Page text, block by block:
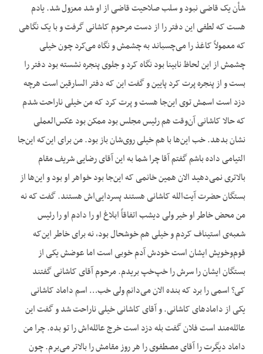
شأن یک قاضی نبود و سلب صلاحیت قاضی از او شد معزول شد. یادم
هست که لطفی این دفتر را از دست مرحوم کاشانی گرفت و با یک نگاهی
که معمولاً کاغذ را می‌چسباند به چشمش و نگاه می‌کرد چون خیلی
چشمش از این لحاظ نابینا بود نگاه کرد و جلوی پنجره نشسته بود دفتر را
بست و از پنجره پرت کرد پایین و گفت این که دفتر السارقین است هرچه
دزد است اسمش توی این‌جا هست و پرت کرد که من خیلی ناراحت شدم
که حالا کاشانی آن‌وقت هم رئیس مجلس بود ممکن بود عکس‌العملی
نشان بدهد. خب این‌ها با هم خیلی روی‌شان باز بود. من برای این‌که این‌جا
التیامی داده باشم گفتم آقا چرا شما به این آقای رضایی شریف مقام
بالاتری نمی‌دهید الان همین خانمی که این‌جا بود خواهر او بود و این‌ها از
بستگان حضرت آیت‌الله کاشانی هستند پسردایی‌اش هستند. گفت که نه
من محض خاطر او خیر ولی دیشب اتفاقاً ابلاغ او را دادم او را رئیس
شعبه‌ی استیناف کردم و خیلی هم خوشحال بود، نه برای خاطر این‌که
قوم‌وخویش ایشان است خودش آدم خوبی است اما عوضش یکی از
بستگان ایشان را سرش را خپ‌خپ بریدم. مرحوم آقای کاشانی گفتند
کی؟ اسمی را برد که بنده الان می‌دانم ولی خب… اسم داماد کاشانی
یکی از دامادهای کاشانی. و آقای کاشانی خیلی ناراحت شد و گفت این
عائله‌مند است فلان گفت بله دزد است خرج عائله‌اش را تو بده. چرا من
داماد دیگرت را آقای مصطفوی را هر روز مقامش را بالاتر می‌برم. چون